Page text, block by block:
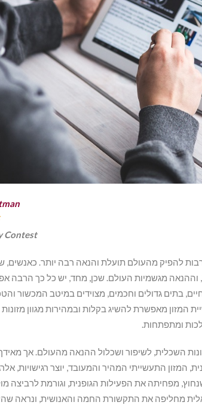
Contest
להפיק מהעולם תועלת והנאה רבה יותר. כאנשים,
וההנאה מגשמיות העולם. שכן, מחד, יש כל כך הרבה
בתים גדולים וחכמים, מצוידים במיטב המכשור
מאפשרת להשיג בקלות ובמהירות מגוון מזונות
ומתפתחות.
השכלית, לשיפור ושכלול ההנאה מהעולם. אך
המזון התעשייתי המהיר והמעובד, יוצר רגישויות,
מפחיתה את הפעילות הגופנית, וגורמת לרביצה
מחליפה את התקשורת החמה והאנושית, ונראה